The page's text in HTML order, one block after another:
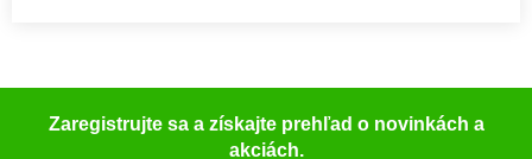
Zaregistrujte sa a získajte prehľad o novinkách a
akciách.